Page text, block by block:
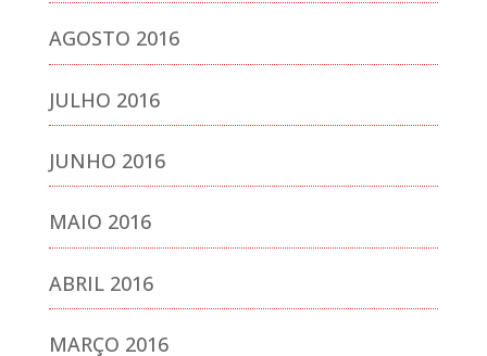
AGOSTO 2016
JULHO 2016
JUNHO 2016
MAIO 2016
ABRIL 2016
MARÇO 2016